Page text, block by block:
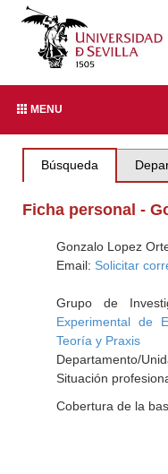
MENU
Búsqueda
Ficha personal -
Gonzalo Lopez
Email: Solicitar
Grupo de
Experimental de
Teoría y Praxis
Departamento/
Situación
Cobertura de la